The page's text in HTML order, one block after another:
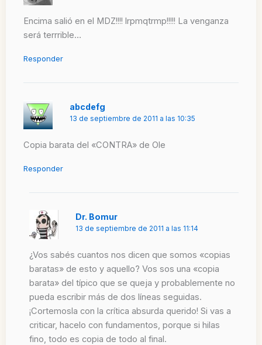
Encima salió en el MDZ!!!! lrpmqtrmp!!!!! La venganza
será terrrible…
Responder
abcdefg
13 de septiembre de 2011 a las 10:35
Copia barata del «CONTRA» de Ole
Responder
Dr. Bomur
13 de septiembre de 2011 a las 11:14
¿Vos sabés cuantos nos dicen que somos «copias
baratas» de esto y aquello? Vos sos una «copia
barata» del típico que se queja y probablemente no
pueda escribir más de dos líneas seguidas.
¡Cortemosla con la crítica absurda querido! Si vas a
criticar, hacelo con fundamentos, porque si hilas
fino, todo es copia de todo al final.